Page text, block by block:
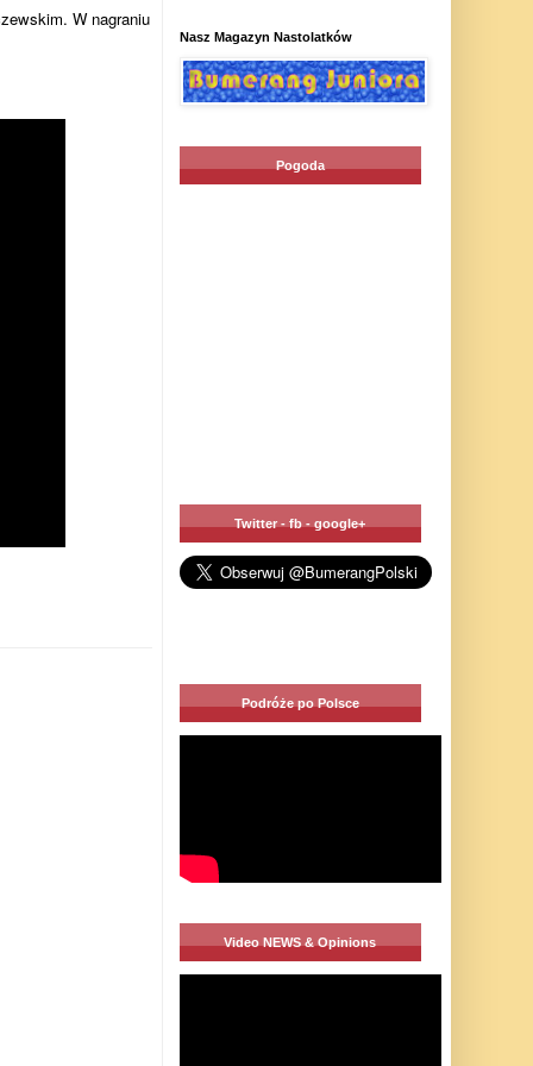
W nagraniu
Nasz Magazyn Nastolatków
Pogoda
Twitter - fb - google+
Podróże po Polsce
Video NEWS & Opinions